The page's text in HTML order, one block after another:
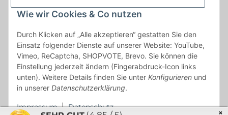
Wie wir Cookies & Co nutzen
Durch Klicken auf „Alle akzeptieren“ gestatten Sie den
Einsatz folgender Dienste auf unserer Website: YouTube,
Vimeo, ReCaptcha, SHOPVOTE, Brevo. Sie können die
Einstellung jederzeit ändern (Fingerabdruck-Icon links
unten). Weitere Details finden Sie unter Konfigurieren und
in unserer Datenschutzerklärung.
Impressum | Datenschutz
* * Lieferzeiten gelten ab Zahlungseingang und innerhalb
Deutschland.Irrtümer vorbehalten. Angaben zur
Auflagenhöhe, Durchmesser, etc. werden nicht garantiert. Der
Kaufvertrag bleibt davon unbetroffen. Alle angegebenen Preise
sind incl. der gesetzlichen UST und, zzgl.Versand| Das Angebot
"kostenlose Lieferung" bezieht sich aussließlich auf den
×